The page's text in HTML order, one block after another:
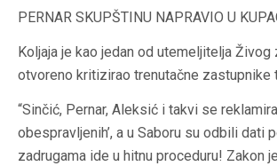
PERNAR SKUPŠTINU NAPRAVIO U
Koljaja je kao jedan od utemeljitelja Živog
otvoreno kritizirao trenutačne zastupnike
“Sinčić, Pernar, Aleksić i takvi se
obespravljenih’, a u Saboru su odbili dati
zadrugama ide u hitnu proceduru! Zakon